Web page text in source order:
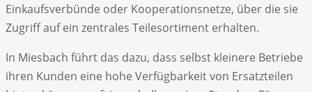
Einkaufsverbünde oder Kooperationsnetze, über die sie
Zugriff auf ein zentrales Teilesortiment erhalten.
In Miesbach führt das dazu, dass selbst kleinere Betriebe
ihren Kunden eine hohe Verfügbarkeit von Ersatzteilen